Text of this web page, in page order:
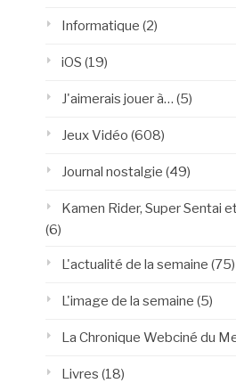
Informatique (2)
iOS (19)
J'aimerais jouer à… (5)
Jeux Vidéo (608)
Journal nostalgie (49)
Kamen Rider, Super Sentai
(6)
L'actualité de la semaine (75)
L'image de la semaine (5)
La Chronique Webciné du
Livres (18)